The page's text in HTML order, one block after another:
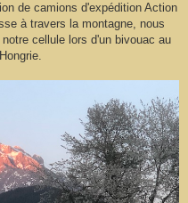
de camions d'expédition Action
à travers la montagne, nous
cellule lors d'un bivouac au